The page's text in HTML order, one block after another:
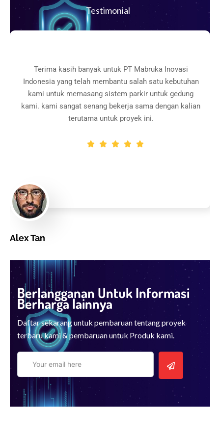
Testimonial
Alex Tan
Terima kasih banyak untuk PT Mabruka Inovasi
Indonesia yang telah membantu salah satu kebutuhan
kami untuk memasang sistem parkir untuk gedung
kami. kami sangat senang bekerja sama dengan kalian
terutama untuk proyek ini.
Berlangganan Untuk Informasi
Berharga lainnya
Daftar sekarang untuk pembaruan tentang proyek
terbaru kami & pembaruan untuk Produk kami.